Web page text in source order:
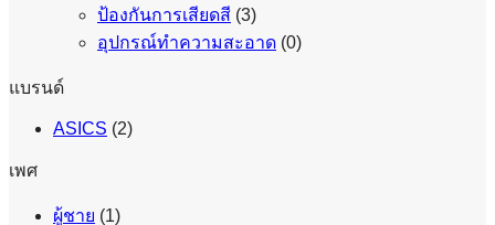
ป้องกันการเสียดสี (3)
อุปกรณ์ทำความสะอาด (0)
แบรนด์
ASICS (2)
เพศ
ผู้ชาย (1)